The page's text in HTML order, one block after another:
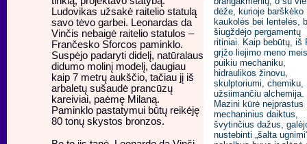
dėže, kurioje barškėko
kaukolės bei lentelės,
šiugždėjo pergamentų
ritiniai. Kaip bebūtų, iš
grįžo liejimo meno
puikiu mechaniku,
hidraulikos žinovu,
skulptoriumi, chemiku,
užsiimančiu alchemija.
Mazini kūrė neįprastus
mechaninius daiktus,
švytinčius dažus,
nustebinti „šalta
Ludovikas užsakė raitelio statulą
savo tėvo garbei. Leonardas da
Vinčis nebaigė raitelio statulos –
Frančesko Sforcos paminklo.
Suspėjo padaryti didelį, natūralaus
didumo molinį modelį, daugiau
kaip 7 metrų aukščio, tačiau jį iš
arbaletų sušaudė prancūzų
kareiviai, paėmę Milaną.
Paminklo pastatymui būtų reikėję
80 tonų skystos bronzos.